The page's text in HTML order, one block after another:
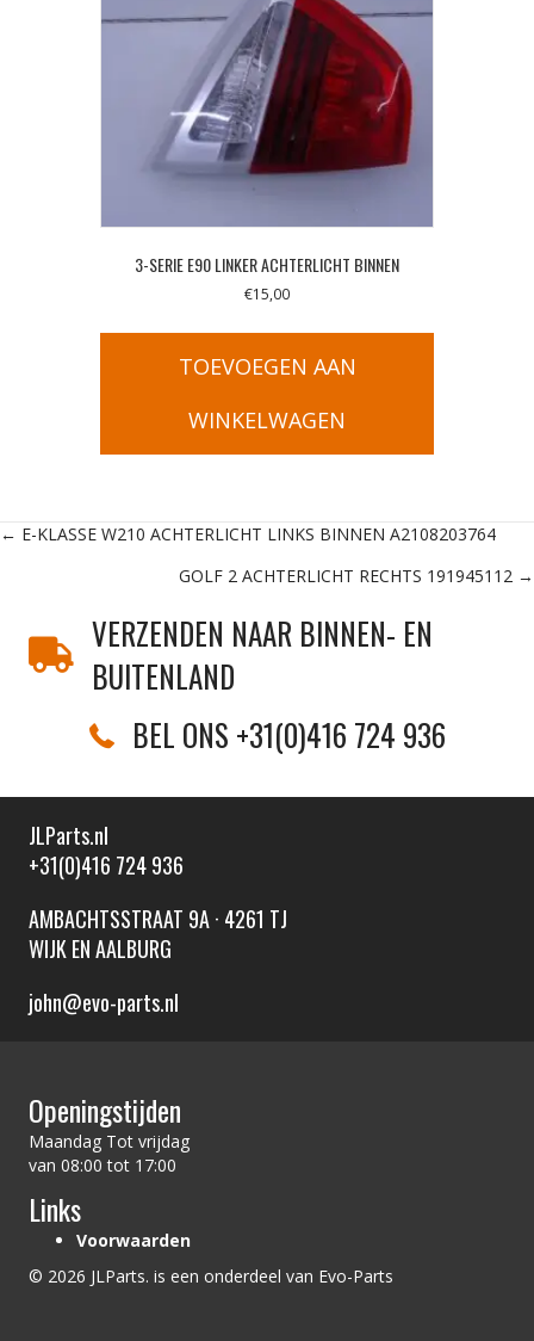
3-SERIE E90 LINKER ACHTERLICHT BINNEN
€15,00
TOEVOEGEN AAN
WINKELWAGEN
Posts
← E-KLASSE W210 ACHTERLICHT LINKS BINNEN A2108203764
GOLF 2 ACHTERLICHT RECHTS 191945112 →
VERZENDEN NAAR BINNEN- EN
BUITENLAND
BEL ONS +31(0)416 724 936
JLParts.nl
+31(0)416 724 936
AMBACHTSSTRAAT 9A · 4261 TJ
WIJK EN AALBURG
john@evo-parts.nl
Openingstijden
Maandag Tot vrijdag
van 08:00 tot 17:00
Links
Voorwaarden
© 2026 JLParts. is een onderdeel van Evo-Parts